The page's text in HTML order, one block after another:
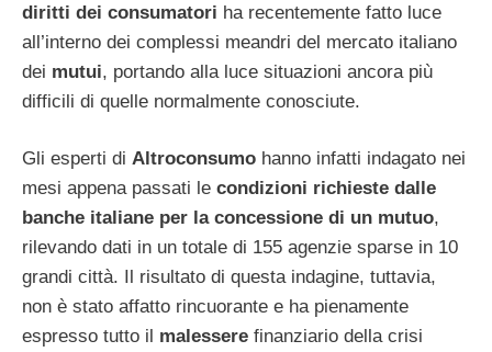
diritti dei consumatori ha recentemente fatto luce
all’interno dei complessi meandri del mercato italiano
dei mutui, portando alla luce situazioni ancora più
difficili di quelle normalmente conosciute.
Gli esperti di Altroconsumo hanno infatti indagato nei
mesi appena passati le condizioni richieste dalle
banche italiane per la concessione di un mutuo,
rilevando dati in un totale di 155 agenzie sparse in 10
grandi città. Il risultato di questa indagine, tuttavia,
non è stato affatto rincuorante e ha pienamente
espresso tutto il malessere finanziario della crisi